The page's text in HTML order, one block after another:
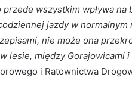
wszystkim wpływa
jazdy w normalnym
nie może ona
lesie, między Gorajowicami i
i Ratownictwa